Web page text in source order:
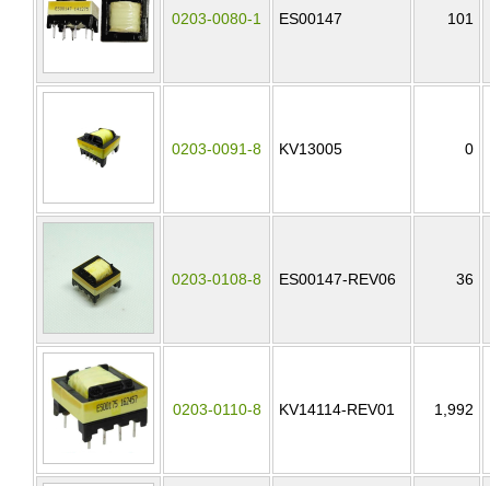
0203-0080-1 ES00147 101
0203-0091-8 KV13005 0
0203-0108-8 ES00147-REV06 36
0203-0110-8 KV14114-REV01 1,992